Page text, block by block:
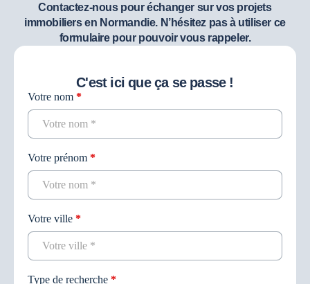
Contactez-nous pour échanger sur vos projets
immobiliers en Normandie. N’hésitez pas à utiliser ce
formulaire pour pouvoir vous rappeler.
C'est ici que ça se passe !
Contact
recherche
Votre nom *
Votre prénom *
Votre ville *
Type de recherche *